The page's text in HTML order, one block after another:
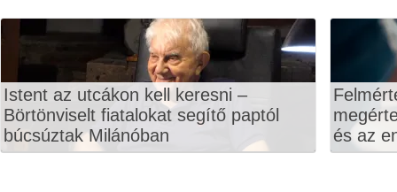
Istent az utcákon kell keresni –
Börtönviselt fiatalokat segítő paptól
búcsúztak Milánóban
és az